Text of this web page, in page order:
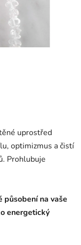
uprostřed
optimizmus a čistí
Prohlubuje
na vaše
energetický